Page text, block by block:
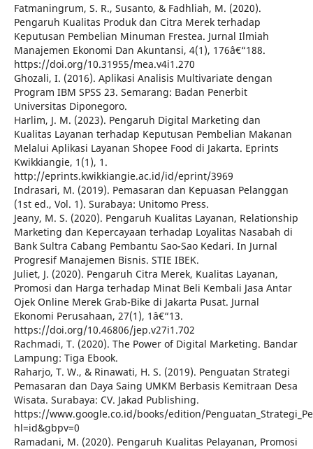
Fatmaningrum, S. R., Susanto, & Fadhliah, M. (2020).
Pengaruh Kualitas Produk dan Citra Merek terhadap
Keputusan Pembelian Minuman Frestea. Jurnal Ilmiah
Manajemen Ekonomi Dan Akuntansi, 4(1), 176â€“188.
https://doi.org/10.31955/mea.v4i1.270
Ghozali, I. (2016). Aplikasi Analisis Multivariate dengan
Program IBM SPSS 23. Semarang: Badan Penerbit
Universitas Diponegoro.
Harlim, J. M. (2023). Pengaruh Digital Marketing dan
Kualitas Layanan terhadap Keputusan Pembelian Makanan
Melalui Aplikasi Layanan Shopee Food di Jakarta. Eprints
Kwikkiangie, 1(1), 1.
http://eprints.kwikkiangie.ac.id/id/eprint/3969
Indrasari, M. (2019). Pemasaran dan Kepuasan Pelanggan
(1st ed., Vol. 1). Surabaya: Unitomo Press.
Jeany, M. S. (2020). Pengaruh Kualitas Layanan, Relationship
Marketing dan Kepercayaan terhadap Loyalitas Nasabah di
Bank Sultra Cabang Pembantu Sao-Sao Kedari. In Jurnal
Progresif Manajemen Bisnis. STIE IBEK.
Juliet, J. (2020). Pengaruh Citra Merek, Kualitas Layanan,
Promosi dan Harga terhadap Minat Beli Kembali Jasa Antar
Ojek Online Merek Grab-Bike di Jakarta Pusat. Jurnal
Ekonomi Perusahaan, 27(1), 1â€“13.
https://doi.org/10.46806/jep.v27i1.702
Rachmadi, T. (2020). The Power of Digital Marketing. Bandar
Lampung: Tiga Ebook.
Raharjo, T. W., & Rinawati, H. S. (2019). Penguatan Strategi
Pemasaran dan Daya Saing UMKM Berbasis Kemitraan Desa
Wisata. Surabaya: CV. Jakad Publishing.
https://www.google.co.id/books/edition/
hl=id&gbpv=0
Ramadani, M. (2020). Pengaruh Kualitas Pelayanan, Promosi